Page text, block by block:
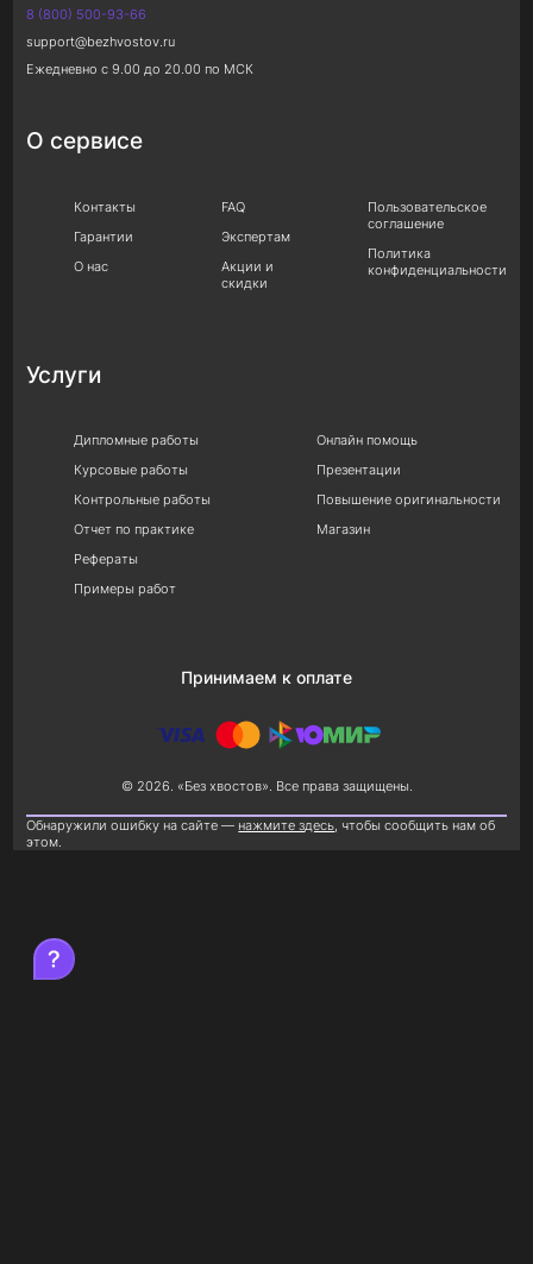
8 (800) 500-93-66
support@bezhvostov.ru
Ежедневно с 9.00 до 20.00 по МСК
О сервисе
Контакты
Гарантии
О нас
FAQ
Экспертам
Акции и
скидки
Пользовательское
соглашение
Политика
конфиденциальности
Услуги
Дипломные работы
Курсовые работы
Контрольные работы
Отчет по практике
Рефераты
Примеры работ
Онлайн помощь
Презентации
Повышение оригинальности
Магазин
Принимаем к оплате
© 2026. «Без хвостов». Все права защищены.
Обнаружили ошибку на сайте — нажмите здесь, чтобы сообщить нам об
этом.